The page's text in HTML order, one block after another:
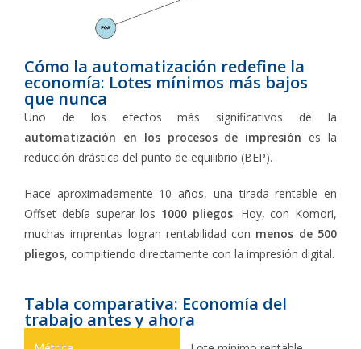
Cómo la automatización redefine la
economía: Lotes mínimos más bajos
que nunca
Uno de los efectos más significativos de la
automatización en los procesos de impresión es la
reducción drástica del punto de equilibrio (BEP).
Hace aproximadamente 10 años, una tirada rentable en
Offset debía superar los 1000 pliegos. Hoy, con Komori,
muchas imprentas logran rentabilidad con menos de 500
pliegos, compitiendo directamente con la impresión digital.
Tabla comparativa: Economía del
trabajo antes y ahora